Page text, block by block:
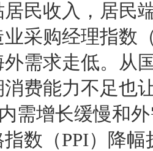
民收入，居民
采购经理指数
需求走低。从
费能力不足也
增长缓慢和外
数（PPI）降